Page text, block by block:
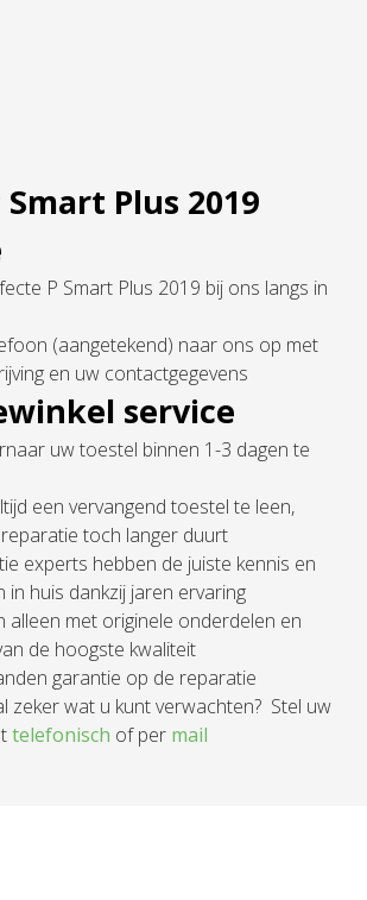
Plus 2019
P Smart Plus 2019 bij ons langs in
(aangetekend) naar ons op met
en uw contactgegevens
service
uw toestel binnen 1-3 dagen te
een vervangend toestel te leen,
toch langer duurt
experts hebben de juiste kennis en
in huis dankzij jaren ervaring
alleen met originele onderdelen en
de hoogste kwaliteit
garantie op de reparatie
zeker wat u kunt verwachten? Stel uw
telefonisch of per mail